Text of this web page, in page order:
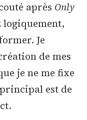
après Only
logiquement,
Je
de mes
je ne me fixe
est de